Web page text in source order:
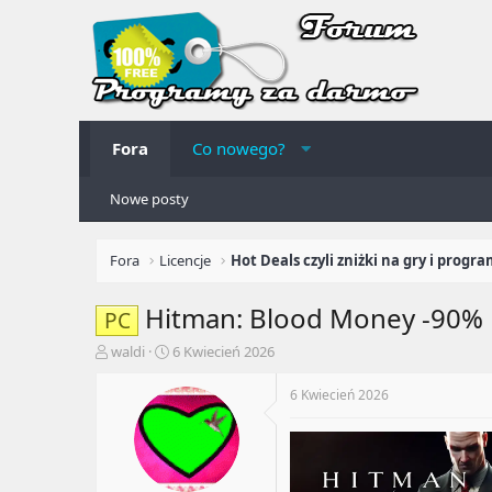
Fora Co nowego?
Nowe posty
Fora Licencje Hot Deals czyli zniżki na gry i
PC Hitman: Blood Money -90%
A
waldi
R
z
p
z
6 Kwiecień 2026
6 Kwiecień 2026